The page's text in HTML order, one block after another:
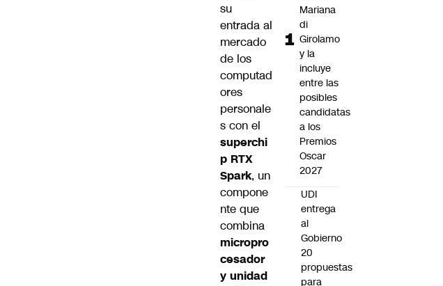
su
entrada al
mercado
de los
computad
ores
personale
s con el
superchi
p RTX
Spark, un
compone
nte que
combina
micropro
cesador
y unidad
Mariana
di
Girolamo
y la
incluye
entre las
posibles
candidatas
a los
Premios
Oscar
2027
UDI
entrega
al
Gobierno
20
propuestas
para